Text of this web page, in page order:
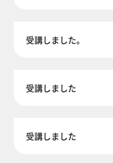
受講しました。
受講しました
受講しました